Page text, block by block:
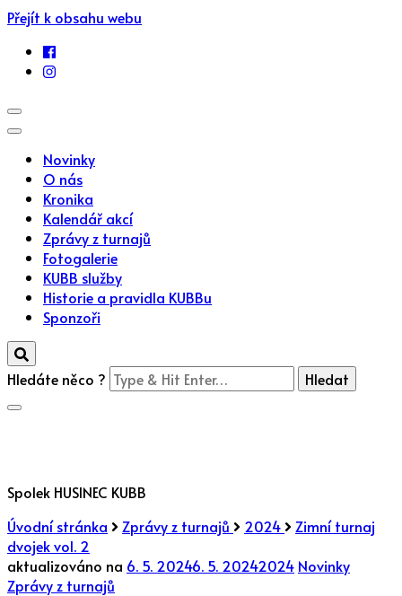
Přejít k obsahu webu
Novinky
O nás
Kronika
Kalendář akcí
Zprávy z turnajů
Fotogalerie
KUBB služby
Historie a pravidla KUBBu
Sponzoři
Hledáte něco ?
Spolek HUSINEC KUBB
Úvodní stránka
Zprávy z turnajů 2024
Zimní turnaj
dvojek vol. 2
aktualizováno na 6. 5. 20246. 5. 20242024 Novinky
Zprávy z turnajů